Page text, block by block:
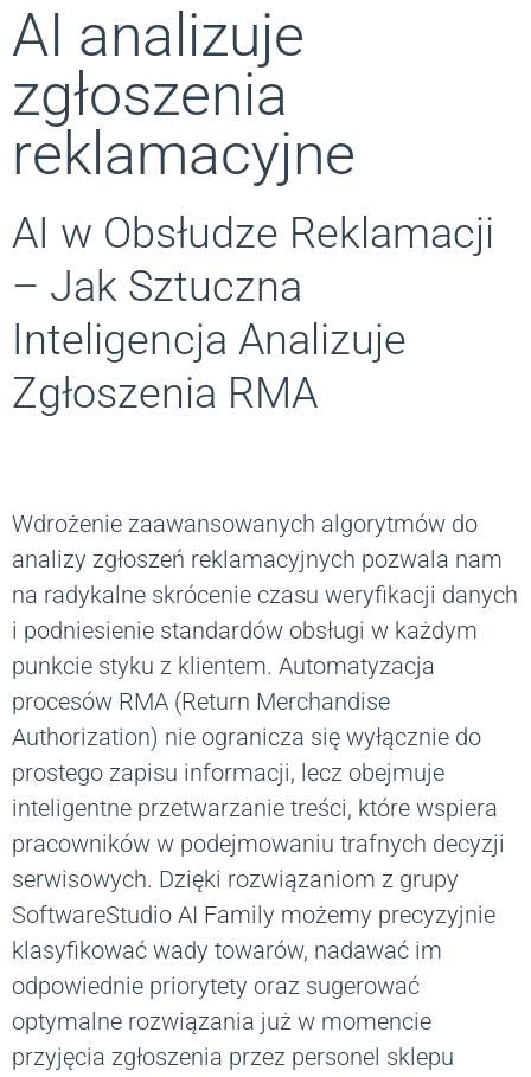
AI analizuje
zgłoszenia
reklamacyjne
AI w Obsłudze Reklamacji
– Jak Sztuczna
Inteligencja Analizuje
Zgłoszenia RMA
Wdrożenie zaawansowanych algorytmów do
analizy zgłoszeń reklamacyjnych pozwala nam
na radykalne skrócenie czasu weryfikacji danych
i podniesienie standardów obsługi w każdym
punkcie styku z klientem. Automatyzacja
procesów RMA (Return Merchandise
Authorization) nie ogranicza się wyłącznie do
prostego zapisu informacji, lecz obejmuje
inteligentne przetwarzanie treści, które wspiera
pracowników w podejmowaniu trafnych decyzji
serwisowych. Dzięki rozwiązaniom z grupy
SoftwareStudio AI Family możemy precyzyjnie
klasyfikować wady towarów, nadawać im
odpowiednie priorytety oraz sugerować
optymalne rozwiązania już w momencie
przyjęcia zgłoszenia przez personel sklepu